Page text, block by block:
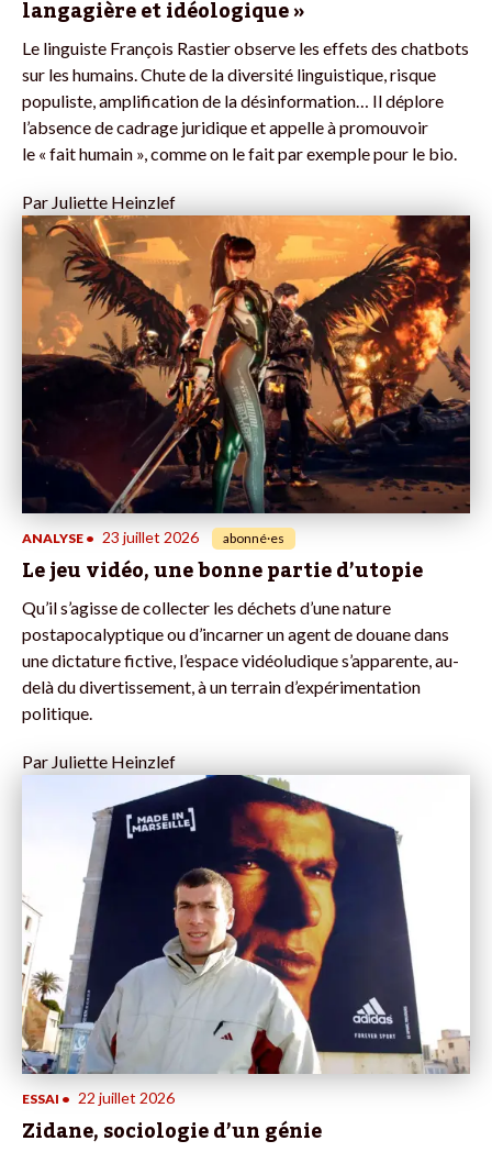
langagière et idéologique »
Le linguiste François Rastier observe les effets des chatbots
sur les humains. Chute de la diversité linguistique, risque
populiste, amplification de la désinformation… Il déplore
l’absence de cadrage juridique et appelle à promouvoir
le « fait humain », comme on le fait par exemple pour le bio.
ParJuliette Heinzlef
ANALYSE • 23 juillet 2026 abonné·es
Le jeu vidéo, une bonne partie d’utopie
Qu’il s’agisse de collecter les déchets d’une nature
postapocalyptique ou d’incarner un agent de douane dans
une dictature fictive, l’espace vidéoludique s’apparente, au-
delà du divertissement, à un terrain d’expérimentation
politique.
ParJuliette Heinzlef
ESSAI • 22 juillet 2026
Zidane, sociologie d’un génie